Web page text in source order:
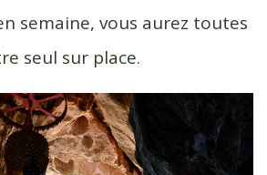
semaine, vous aurez toutes
seul sur place.